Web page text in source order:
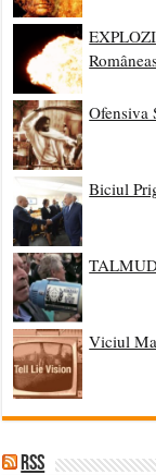
Ofensiva
Biciul
Viciul
RSS